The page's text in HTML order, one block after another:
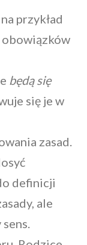
przykład
obowiązków
będą się
się je w
zasad.
definicji
ale